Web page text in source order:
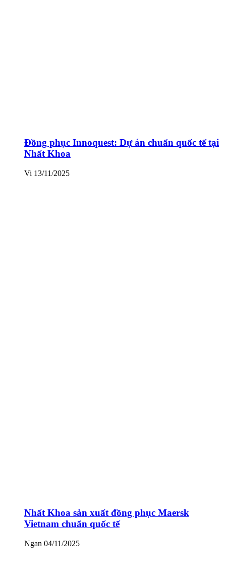
Đồng phục Innoquest: Dự án chuẩn quốc tế tại
Nhất Khoa
Vi 13/11/2025
Nhất Khoa sản xuất đồng phục Maersk
Vietnam chuẩn quốc tế
Ngan 04/11/2025